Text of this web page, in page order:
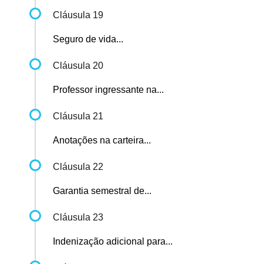
Cláusula 19
Seguro de vida...
Cláusula 20
Professor ingressante na...
Cláusula 21
Anotações na carteira...
Cláusula 22
Garantia semestral de...
Cláusula 23
Indenização adicional para...